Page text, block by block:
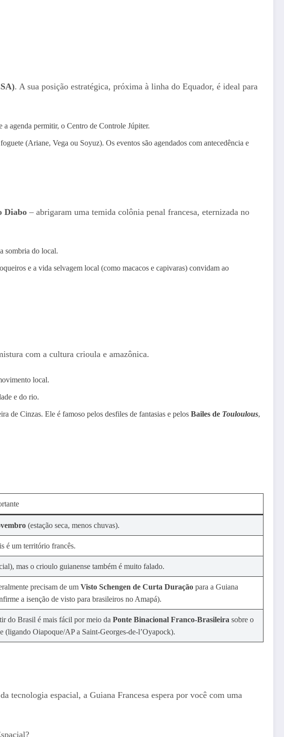
. A sua posição estratégica, próxima à linha do Equador, é ideal para
agenda permitir, o Centro de Controle Júpiter.
(Ariane, Vega ou Soyuz). Os eventos são agendados com antecedência e
Diabo – abrigaram uma temida colônia penal francesa, eternizada no
sombria do local.
e a vida selvagem local (como macacos e capivaras) convidam ao
com a cultura crioula e amazônica.
local.
e do rio.
de Cinzas. Ele é famoso pelos desfiles de fantasias e pelos Bailes de Touloulous,
(estação seca, menos chuvas).
é um território francês.
mas o crioulo guianense também é muito falado.
precisam de um Visto Schengen de Curta Duração para a Guiana
a isenção de visto para brasileiros no Amapá).
do Brasil é mais fácil por meio da Ponte Binacional Franco-Brasileira sobre o
(ligando Oiapoque/AP a Saint-Georges-de-l’Oyapock).
tecnologia espacial, a Guiana Francesa espera por você com uma